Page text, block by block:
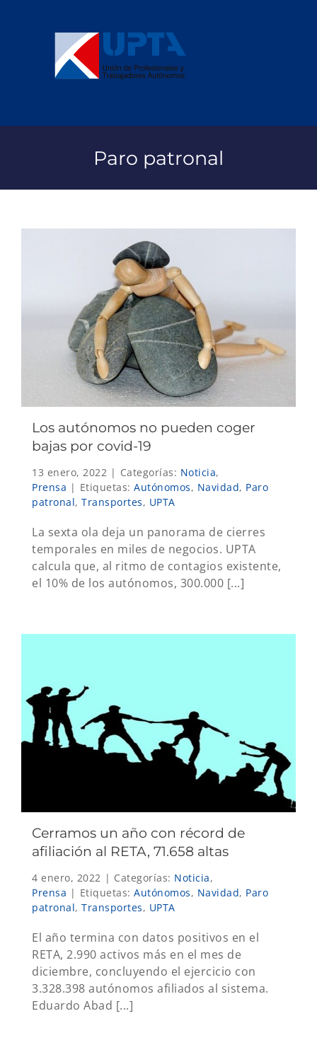
Paro patronal
Los autónomos no pueden coger
bajas por covid-19
13 enero, 2022 | Categorías: Noticia,
Prensa | Etiquetas: Autónomos, Navidad, Paro
patronal, Transportes, UPTA
La sexta ola deja un panorama de cierres
temporales en miles de negocios. UPTA
calcula que, al ritmo de contagios existente,
el 10% de los autónomos, 300.000 [...]
Cerramos un año con récord de
afiliación al RETA, 71.658 altas
4 enero, 2022 | Categorías: Noticia,
Prensa | Etiquetas: Autónomos, Navidad, Paro
patronal, Transportes, UPTA
El año termina con datos positivos en el
RETA, 2.990 activos más en el mes de
diciembre, concluyendo el ejercicio con
3.328.398 autónomos afiliados al sistema.
Eduardo Abad [...]